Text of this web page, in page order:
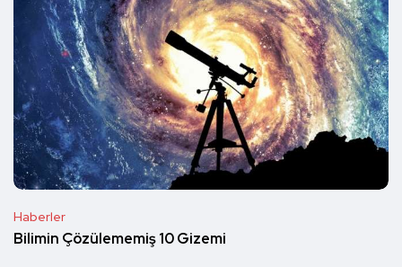
Haberler
Bilimin Çözülememiş 10 Gizemi